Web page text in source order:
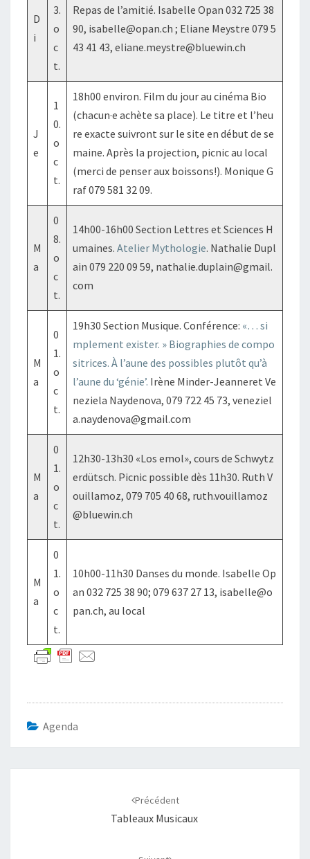
D
i
3.
o
c
t.
Repas de l’amitié. Isabelle Opan 032 725 38
90, isabelle@opan.ch ; Eliane Meystre 079 5
43 41 43, eliane.meystre@bluewin.ch
J
e
1
0.
o
c
t.
18h00 environ. Film du jour au cinéma Bio
(chacun·e achète sa place). Le titre et l’heu
re exacte suivront sur le site en début de se
maine. Après la projection, picnic au local
(merci de penser aux boissons!). Monique G
raf 079 581 32 09.
M
a
0
8.
o
c
t.
14h00-16h00 Section Lettres et Sciences H
umaines. Atelier Mythologie. Nathalie Dupl
ain 079 220 09 59, nathalie.duplain@gmail.
com
M
a
0
1.
o
c
t.
19h30 Section Musique. Conférence: «… si
mplement exister. » Biographies de compo
sitrices. À l’aune des possibles plutôt qu’à
l’aune du ‘génie’. Irène Minder-Jeanneret Ve
neziela Naydenova, 079 722 45 73, veneziel
a.naydenova@gmail.com
M
a
0
1.
o
c
t.
12h30-13h30 «Los emol», cours de Schwytz
erdütsch. Picnic possible dès 11h30. Ruth V
ouillamoz, 079 705 40 68, ruth.vouillamoz
@bluewin.ch
M
a
0
1.
o
c
t.
10h00-11h30 Danses du monde. Isabelle Op
an 032 725 38 90; 079 637 27 13, isabelle@o
pan.ch, au local
Agenda
Précédent
Tableaux Musicaux